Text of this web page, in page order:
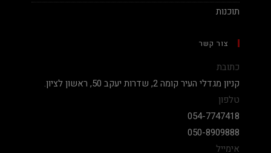
תוכנות
צור קשר
כתובת
קניון מגדלי העיר קומה 2, שדרות יעקב 50, ראשון לציון.
טלפון
054-7747418
050-8909888
אימייל